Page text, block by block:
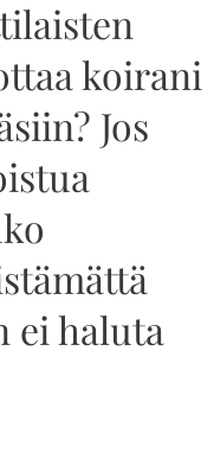
koirani
Jos
ei haluta